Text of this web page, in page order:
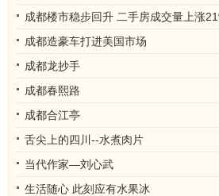
成都楼市稳步回升 二手房成交量上涨
成都造豪车打进美国市场
成都龙抄手
成都春熙路
成都合江亭
舌尖上的四川--水煮肉片
当代作家—刘心武
生活随心 此刻应有水果冰